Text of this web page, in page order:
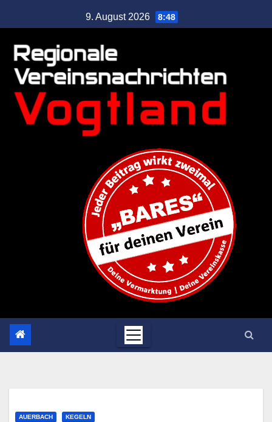
9. August 2026 8:48
AUERBACH KEGELN